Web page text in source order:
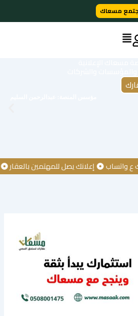
مسعاك
إعلانك يصل للمهتمين بالعقار كن